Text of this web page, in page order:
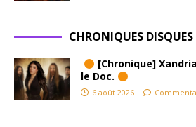
CHRONIQUES
[Chronique]
le Doc.
6 août 2026